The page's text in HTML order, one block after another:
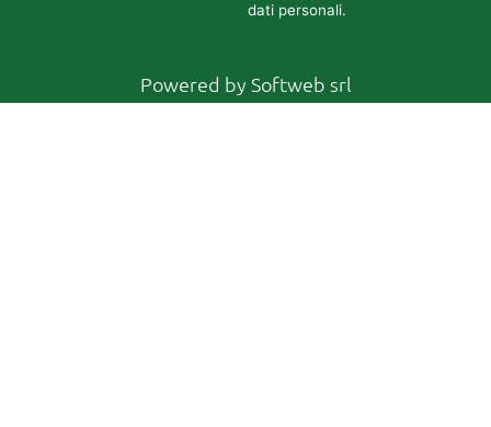
dati personali.
Powered by Softweb srl